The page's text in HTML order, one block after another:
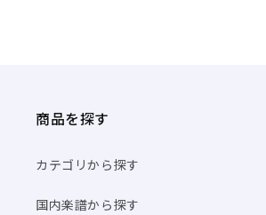
商品を探す
カテゴリから探す
国内楽譜から探す